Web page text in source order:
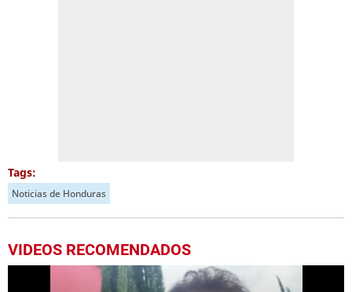
Tags:
Noticias de Honduras
VIDEOS RECOMENDADOS